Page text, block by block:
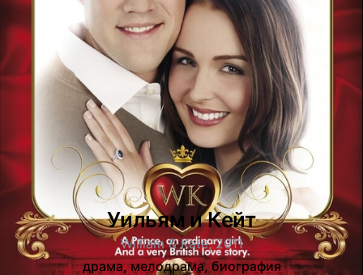
Уильям и Кейт
William & Kate, 2011
драма, мелодрама, биография